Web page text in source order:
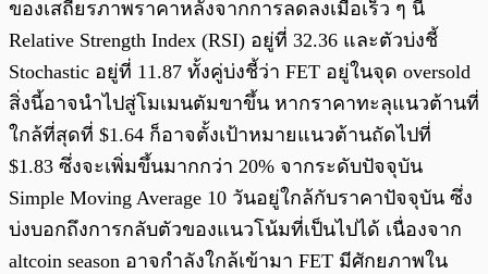
ของเสถียรภาพราคาหลังจากการลดลงเมื่อเร็ว ๆ นี้
Relative Strength Index (RSI) อยู่ที่ 32.36 และตัวบ่งชี้
Stochastic อยู่ที่ 11.87 ทั้งคู่บ่งชี้ว่า FET อยู่ในจุด oversold
สิ่งนี้อาจนำไปสู่โมเมนตัมขาขึ้น หากราคาทะลุแนวต้านที่
ใกล้ที่สุดที่ $1.64 ก็อาจตั้งเป้าหมายแนวต้านถัดไปที่
$1.83 ซึ่งจะเพิ่มขึ้นมากกว่า 20% จากระดับปัจจุบัน
Simple Moving Average 10 วันอยู่ใกล้กับราคาปัจจุบัน ซึ่ง
บ่งบอกถึงการกลับตัวของแนวโน้มที่เป็นไปได้ เนื่องจาก
altcoin season อาจกำลังใกล้เข้ามา FET มีศักยภาพใน